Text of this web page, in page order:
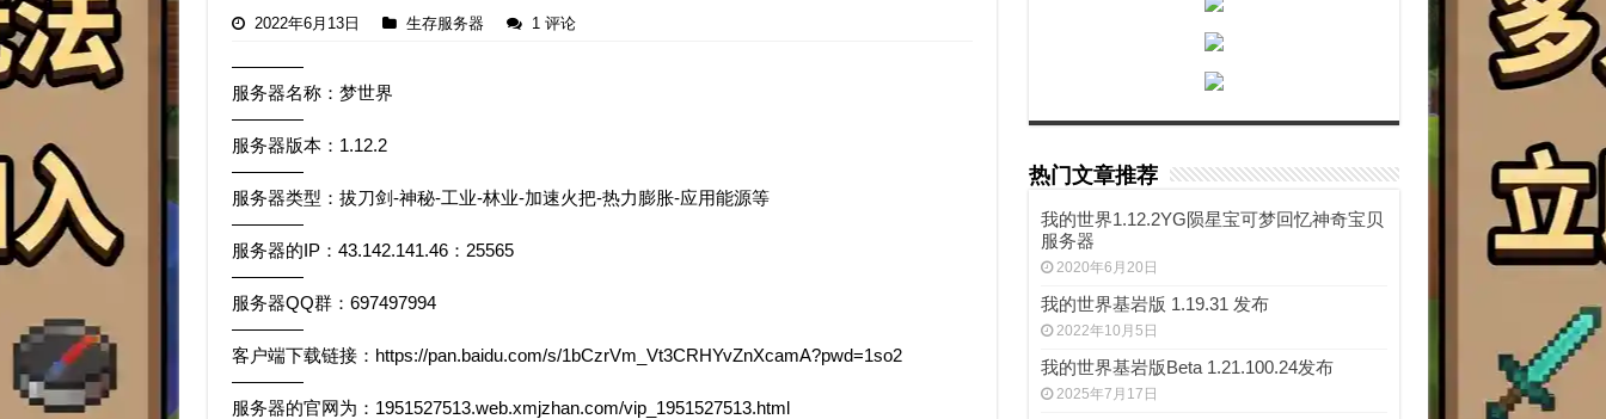
2022年6月13日 生存服务器 1 评论
————
服务器名称：梦世界
————
服务器版本：1.12.2
————
服务器类型：拔刀剑-神秘-工业-林业-加速火把-热力膨胀-应用能源等
————
服务器的IP：43.142.141.46：25565
————
服务器QQ群：697497994
————
客户端下载链接：https://pan.baidu.com/s/1bCzrVm_Vt3CRHYvZnXcamA?pwd=1so2
————
服务器的官网为：1951527513.web.xmjzhan.com/vip_1951527513.html
热门文章推荐
我的世界1.12.2YG陨星宝可梦回忆神奇宝贝
服务器
2020年6月20日
我的世界基岩版 1.19.31 发布
2022年10月5日
我的世界基岩版Beta 1.21.100.24发布
2025年7月17日